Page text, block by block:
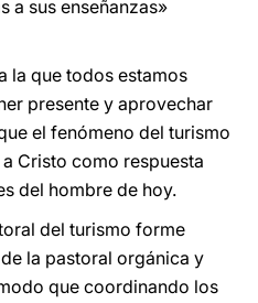
a sus enseñanzas»
la que todos estamos
presente y aprovechar
el fenómeno del turismo
Cristo como respuesta
del hombre de hoy.
del turismo forme
la pastoral orgánica y
que coordinando los